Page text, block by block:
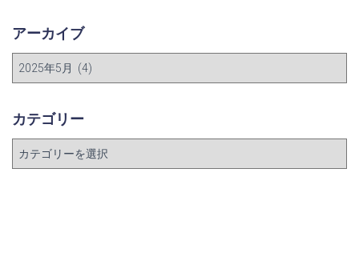
アーカイブ
カテゴリー